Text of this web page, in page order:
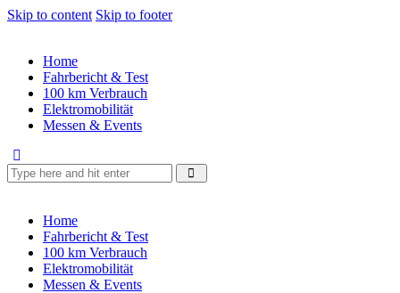
Skip to content Skip to footer
Home
Fahrbericht & Test
100 km Verbrauch
Elektromobilität
Messen & Events
Home
Fahrbericht & Test
100 km Verbrauch
Elektromobilität
Messen & Events